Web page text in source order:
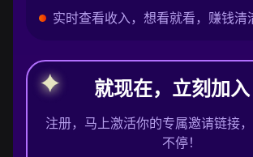
实时查看收入，想看就看，赚钱清
就现在，立刻加入
注册，马上激活你的专属邀请链接
不停！